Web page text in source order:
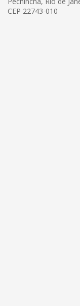
CEP 22743-010